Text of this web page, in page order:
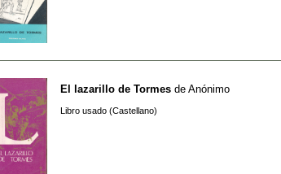
El lazarillo de Tormes de Anónimo
Libro usado (Castellano)